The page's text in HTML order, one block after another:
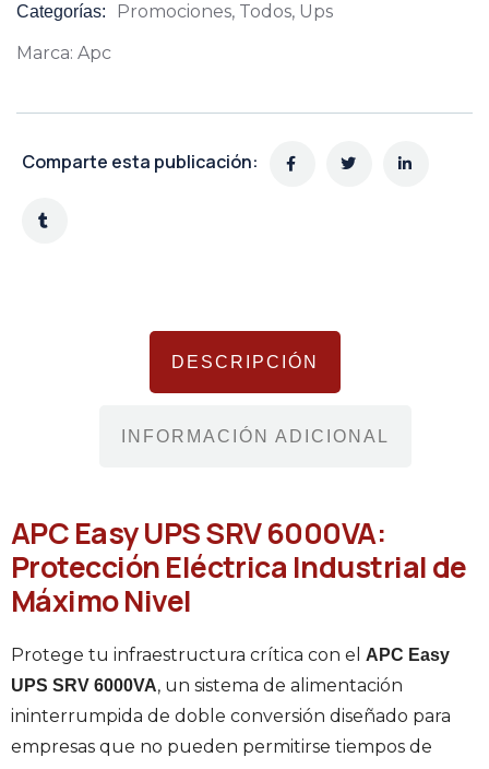
Categorías: Promociones, Todos, Ups
Marca: Apc
Comparte esta publicación:
DESCRIPCIÓN
INFORMACIÓN ADICIONAL
APC Easy UPS SRV 6000VA:
Protección Eléctrica Industrial de
Máximo Nivel
Protege tu infraestructura crítica con el
APC Easy
UPS SRV 6000VA, un sistema de alimentación
ininterrumpida de doble conversión diseñado para
empresas que no pueden permitirse tiempos de